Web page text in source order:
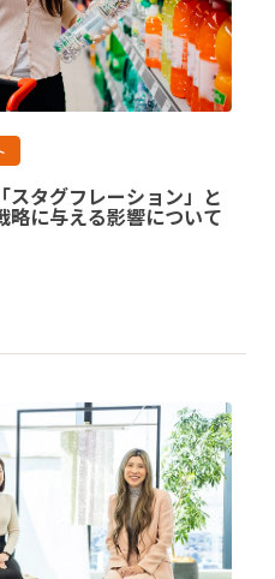
スタグフレーション」と
略に与える影響について